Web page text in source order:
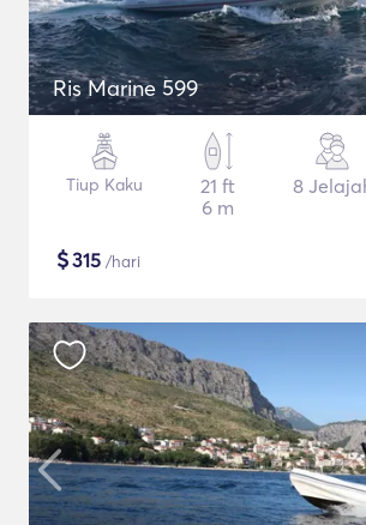
Ris Marine 599
Tiup Kaku
21 ft
6 m
8
$315 /hari